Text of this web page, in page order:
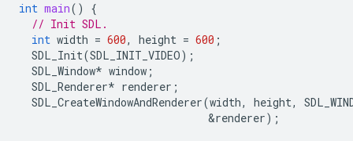
int main()
{
// Init SDL.
int width = 600, height = 600 ;
SDL_Init(SDL_INIT_VIDEO);
SDL_Window* window ;
SDL_Renderer* renderer ;
SDL_CreateWindowAndRenderer(width, height,
&renderer);